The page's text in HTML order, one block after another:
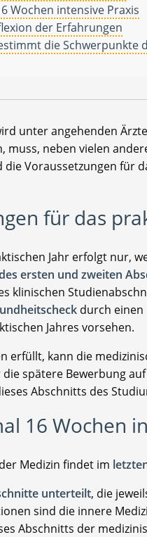
Wochen intensive Praxis
der Erfahrungen
die Schwerpunkte
unter angehenden
muss, neben vielen
die Voraussetzungen für
für das
Jahr erfolgt nur,
ersten und zweiten
klinischen
durch einen
Jahres vorsehen.
erfüllt, kann die
spätere Bewerbung
Abschnitts des
16 Wochen
Medizin findet im
unterteilt, die
sind die innere
Abschnitts der